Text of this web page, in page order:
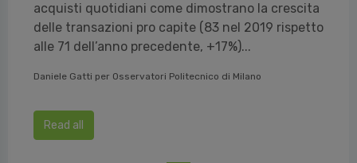
acquisti quotidiani come dimostrano la crescita
delle transazioni pro capite (83 nel 2019 rispetto
alle 71 dell’anno precedente, +17%)...
Daniele Gatti per Osservatori Politecnico di Milano
Read all